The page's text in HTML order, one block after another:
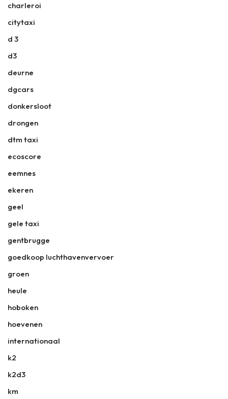
charleroi
citytaxi
d 3
d3
deurne
dgcars
donkersloot
drongen
dtm taxi
ecoscore
eemnes
ekeren
geel
gele taxi
gentbrugge
goedkoop luchthavenvervoer
groen
heule
hoboken
hoevenen
internationaal
k2
k2d3
km